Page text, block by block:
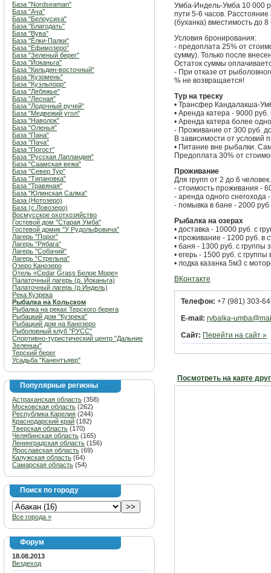
База "Nordseaman"
База "Ача"
База "Белоусиха"
База "Благодать"
База "Вува"
База "Ёлки-Палки"
База "Ефимозеро"
База "Зеленый берег"
База "Йоканьга"
База "Кильдин-восточный"
База "Кузомень"
База "Куэльпорр"
База "Лебяжье"
База "Лесная"
База "Лодочный ручей"
База "Медвежий угол"
База "Наволок"
База "Оленья"
База "Пана"
База "Пача"
База "Погост"
База "Русская Лапландия"
База "Саамская вежа"
База "Север Тур"
База "Типановка"
База "Травяная"
База "Юлинская Салма"
База (Нотозеро)
База (с.Ловозеро)
Восмусское охотхозяйство
Гостевой дом "Старая Умба"
Гостевой домик "У Рудольфовича"
Лагерь "Порог"
Лагерь "Рябага"
Лагерь "Собачий"
Лагерь "Стрельна"
Озеро Канозеро
Отель «Cedar Grass Белое Море»
Палаточный лагерь (р. Йоканьга)
Палаточный лагерь (р.Индель)
Река Кузрека
Рыбалка на Кольском
Рыбалка на реках Терского берега
Рыбацкий дом "Кузрека"
Рыбацкий дом на Канозеро
Рыболовный клуб "РУСС"
Спортивно-туристический центр "Дальние
Зеленцы"
Терский берег
Усадьба "Канентъявр"
Популярные регионы
Астраханская область (358)
Московская область (262)
Республика Карелия (244)
Краснодарский край (182)
Тверская область (170)
Челябинская область (165)
Ленинградская область (156)
Ярославская область (69)
Калужская область (64)
Самарская область (54)
Поиск по городу
Все города »
Форум
18.08.2013
Вездеход
Умба-Индель-Умба 10 000
пути 5-6 часов.
(буханка) вместимость до 8
Условия бронирования:
- предоплата 25% от
сумму). Только после
Остаток суммы
- При отказе от
% не возвращается!
Тур на треску
• Трансфер Кандалакша-
• Аренда катера - 9000 руб.
• Аренда катера более
- Проживание от 300 руб.
В зависимости от условий
• Питание вне рыбалки.
Предоплата 30% от
Проживание
Для групп от 2 до 6 человек.
- стоимость проживания -
- аренда одного снегохода
- помывка в бане - 2000 руб
Рыбалка на озерах
• доставка - 10000 руб. с
• проживание - 1200 руб. в
• баня - 1300 руб. с группы
• егерь - 1500 руб. с группы
• лодка казанка 5м3 с
ВКонтакте
Телефон: +7 (981) 303-
E-mail: rybalka-
Сайт: Перейти на сайт »
Посмотреть на карте